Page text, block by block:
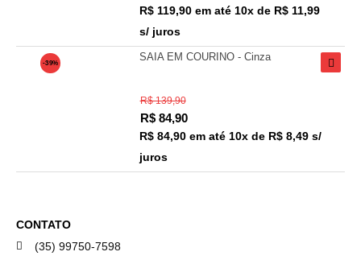
R$ 119,90 em até 10x de R$ 11,99
s/ juros
-39%
SAIA EM COURINO - Cinza
R$ 139,90
R$ 84,90
R$ 84,90 em até 10x de R$ 8,49 s/
juros
CONTATO
(35) 99750-7598